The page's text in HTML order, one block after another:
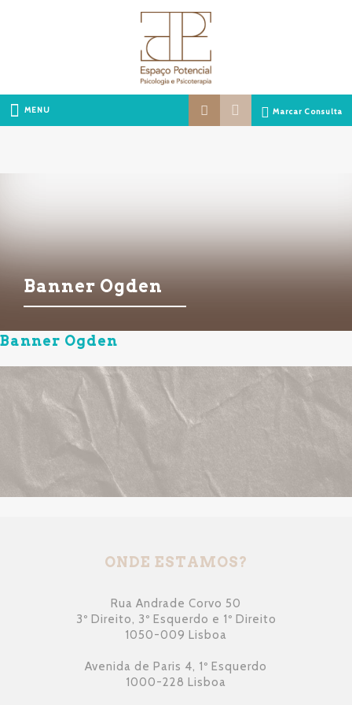
MENU Marcar Consulta
Banner Ogden
Banner Ogden
ONDE ESTAMOS?
Rua Andrade Corvo 50
3º Direito, 3º Esquerdo e 1º Direito
1050-009 Lisboa
Avenida de Paris 4, 1º Esquerdo
1000-228 Lisboa